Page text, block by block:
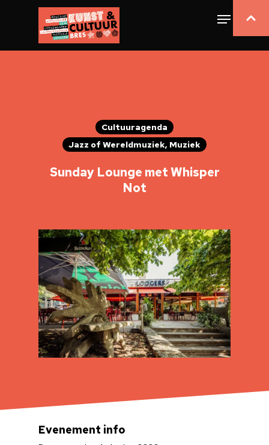
Cultuuragenda
Jazz of Wereldmuziek, Muziek
Sunday Lounge met Whisper
Not
Evenement info